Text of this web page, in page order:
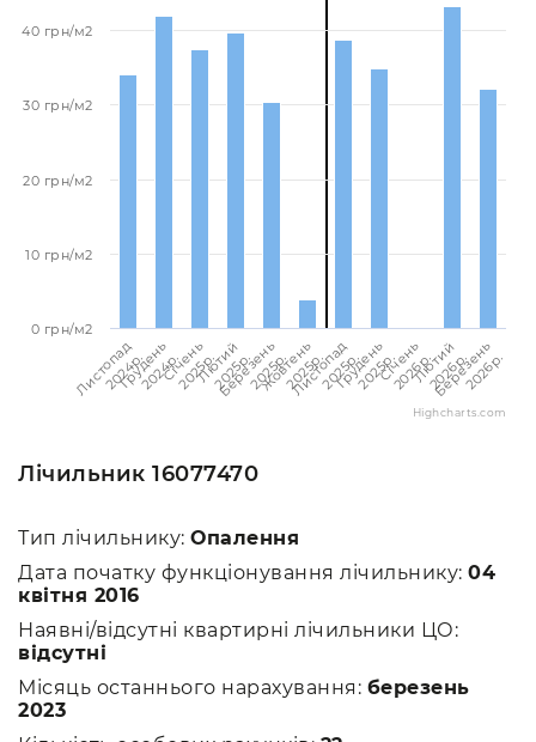
Листопад
2024p.
Грудень
2024p.Січень
2025p.Лютий
2025p.
Березень
2025p.
Жовтень
2025p.
Листопад
2025p.
Грудень
2025p.Січень
2026p.Лютий
2026p.
Березень
2026p.
0 грн/м2
10 грн/м2
20 грн/м2
30 грн/м2
40 грн/м2
Highcharts.com
Лічильник 16077470
Тип лічильнику: Опалення
Дата початку функціонування лічильнику: 04
квітня 2016
Наявні/відсутні квартирні лічильники ЦО:
відсутні
Місяць останнього нарахування: березень
2023